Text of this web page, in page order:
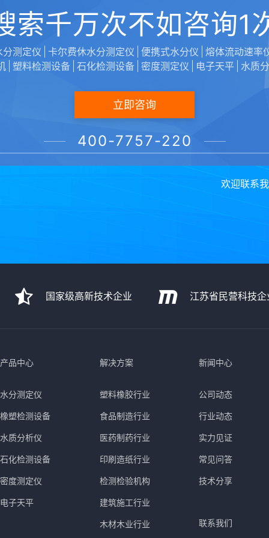
欢迎联系
国家级高新技术企业 江苏省民营科技企
产品中心
水分测定仪
橡塑检测设备
水质分析仪
石化检测设备
密度测定仪
电子天平
解决方案
塑料橡胶行业
食品制造行业
医药制药行业
印刷造纸行业
检测检验机构
建筑施工行业
木材木业行业
新闻中心
公司动态
行业动态
实力见证
常见问答
技术分享
联系我们
索千万次不如咨询1
分测定仪 卡尔费休水分测定仪 便携式水分仪 熔体流动速率
塑料检测设备 石化检测设备 密度测定仪 电子天平 水质
立即咨询
400-7757-220